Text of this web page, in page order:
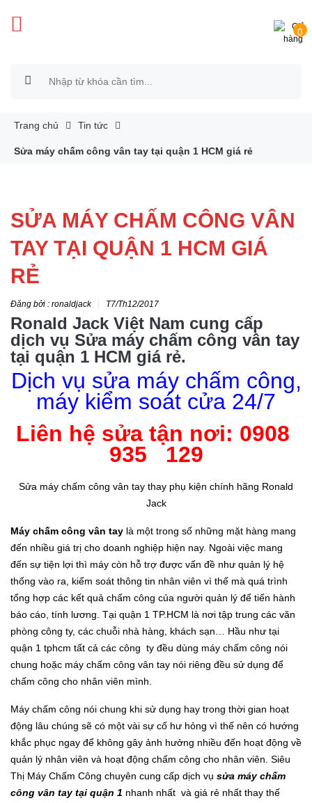
0
Trang chủ Tin tức
Sửa máy chấm công vân tay tại quận 1 HCM giá rẻ
SỬA MÁY CHẤM CÔNG VÂN
TAY TẠI QUẬN 1 HCM GIÁ
RẺ
Đăng bởi : ronaldjack T7/Th12/2017
Ronald Jack Việt Nam cung cấp
dịch vụ Sửa máy chấm công vân tay
tại quận 1 HCM giá rẻ.
Dịch vụ sửa máy chấm công,
máy kiểm soát cửa 24/7
Liên hệ sửa tận nơi: 0908
935 129
Sửa máy chấm công vân tay thay phụ kiện chính hãng Ronald
Jack
Máy chấm công vân tay là một trong số những mặt hàng mang
đến nhiều giá trị cho doanh nghiệp hiện nay. Ngoài việc mang
đến sự tiện lợi thì máy còn hỗ trợ được vấn đề như quản lý hệ
thống vào ra, kiểm soát thông tin nhân viên vì thế mà quá trình
tổng hợp các kết quả chấm công của người quản lý để tiến hành
báo cáo, tính lương. Tại quận 1 TP.HCM là nơi tập trung các văn
phòng công ty, các chuỗi nhà hàng, khách sạn… Hầu như tại
quận 1 tphcm tất cả các công ty đều dùng máy chấm công nói
chung hoặc máy chấm công vân tay nói riêng đều sử dụng để
chấm công cho nhân viên mình.
Máy chấm công nói chung khi sử dụng hay trong thời gian hoạt
động lâu chúng sẽ có một vài sự cố hư hỏng vì thế nên có hướng
khắc phục ngay để không gây ảnh hưởng nhiều đến hoạt động về
quản lý nhân viên và hoạt động chấm công cho nhân viên. Siêu
Thị Máy Chấm Công chuyên cung cấp dịch vụ sửa máy chấm
công vân tay tại quận 1 nhanh nhất và giá rẻ nhất thay thế